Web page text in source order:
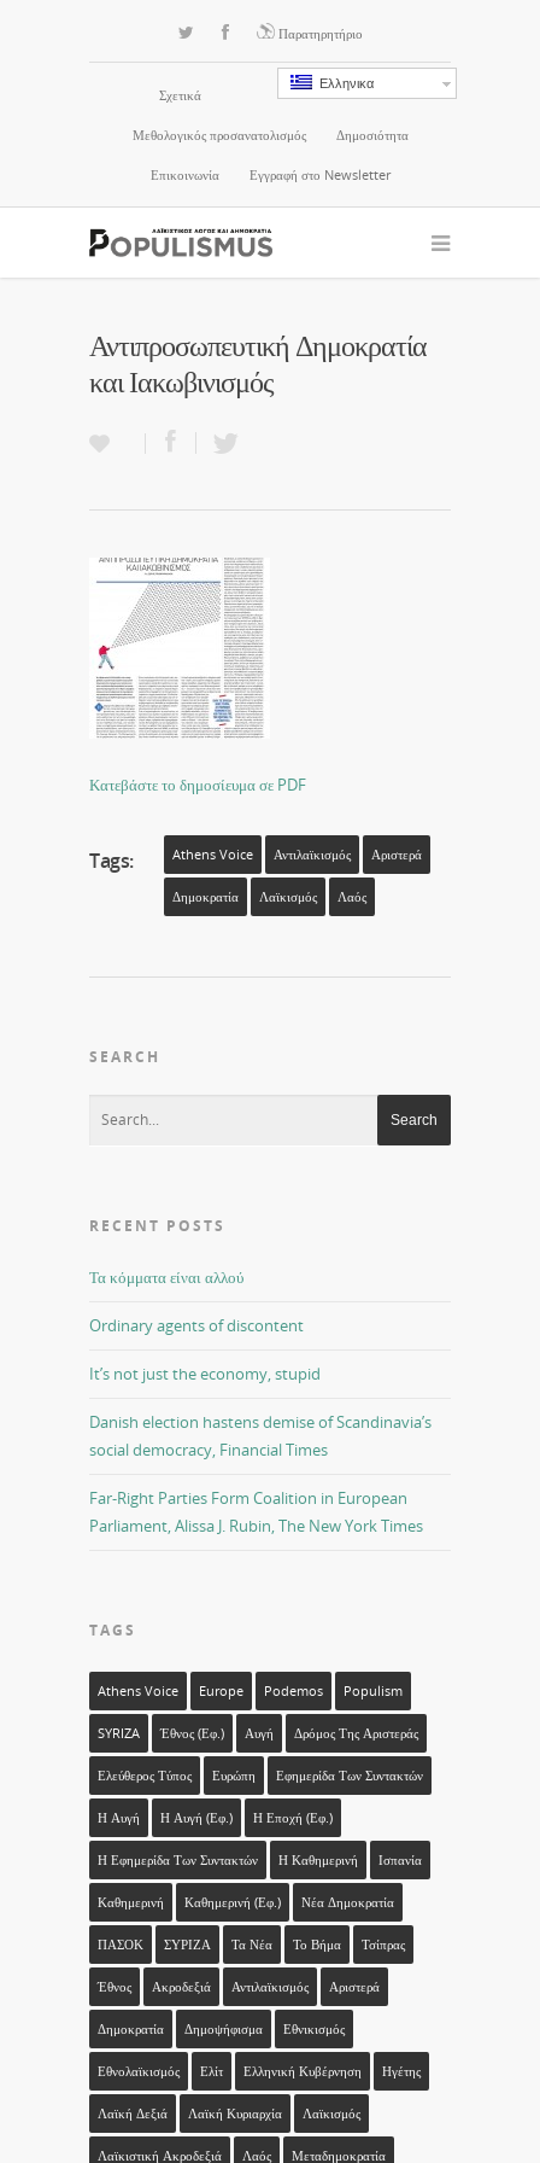
Παρατηρητήριο
Ελληνικα
Σχετικά
Μεθολογικός προσανατολισμός Δημοσιότητα
Επικοινωνία Εγγραφή στο Newsletter
Αντιπροσωπευτική Δημοκρατία
και Ιακωβινισμός
Κατεβάστε το δημοσίευμα σε PDF
Tags: Athens Voice Αντιλαϊκισμός Αριστερά
Δημοκρατία Λαϊκισμός Λαός
SEARCH
RECENT POSTS
Τα κόμματα είναι αλλού
Ordinary agents of discontent
It’s not just the economy, stupid
Danish election hastens demise of Scandinavia’s
social democracy, Financial Times
Far-Right Parties Form Coalition in European
Parliament, Alissa J. Rubin, The New York Times
TAGS
Athens Voice Europe Podemos Populism
SYRIZA Έθνος (εφ.) Αυγή Δρόμος Της Αριστεράς
Ελεύθερος Τύπος Ευρώπη Εφημερίδα Των Συντακτών
Η Αυγή Η Αυγή (εφ.) Η Εποχή (εφ.)
Η Εφημερίδα Των Συντακτών Η Καθημερινή Ισπανία
Καθημερινή Καθημερινή (εφ.) Νέα Δημοκρατία
ΠΑΣΟΚ ΣΥΡΙΖΑ Τα Νέα Το Βήμα Τσίπρας
Έθνος Ακροδεξιά Αντιλαϊκισμός Αριστερά
Δημοκρατία Δημοψήφισμα Εθνικισμός
Εθνολαϊκισμός Ελίτ Ελληνική Κυβέρνηση Ηγέτης
Λαϊκή Δεξιά Λαϊκή Κυριαρχία Λαϊκισμός
Λαϊκιστική Ακροδεξιά Λαός Μεταδημοκρατία